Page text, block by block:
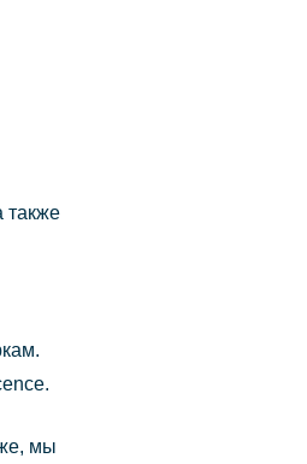
также
мы